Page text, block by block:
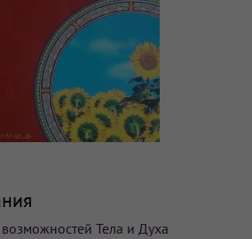
Тела и Духа